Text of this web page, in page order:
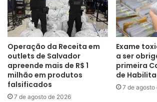
Operação da Receita em
outlets de Salvador
apreende mais de R$ 1
milhão em produtos
falsificados
7 de agosto de 2026
Exame
a ser
primeira
de
7 de agosto